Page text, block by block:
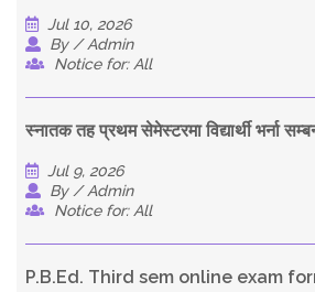
Jul 10, 2026
By / Admin
Notice for: All
स्नातक तह प्रथम सेमेस्टरमा विद्यार्थी भर्ना
Jul 9, 2026
By / Admin
Notice for: All
P.B.Ed. Third sem online exam